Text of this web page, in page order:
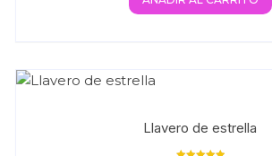
Llavero de estrella